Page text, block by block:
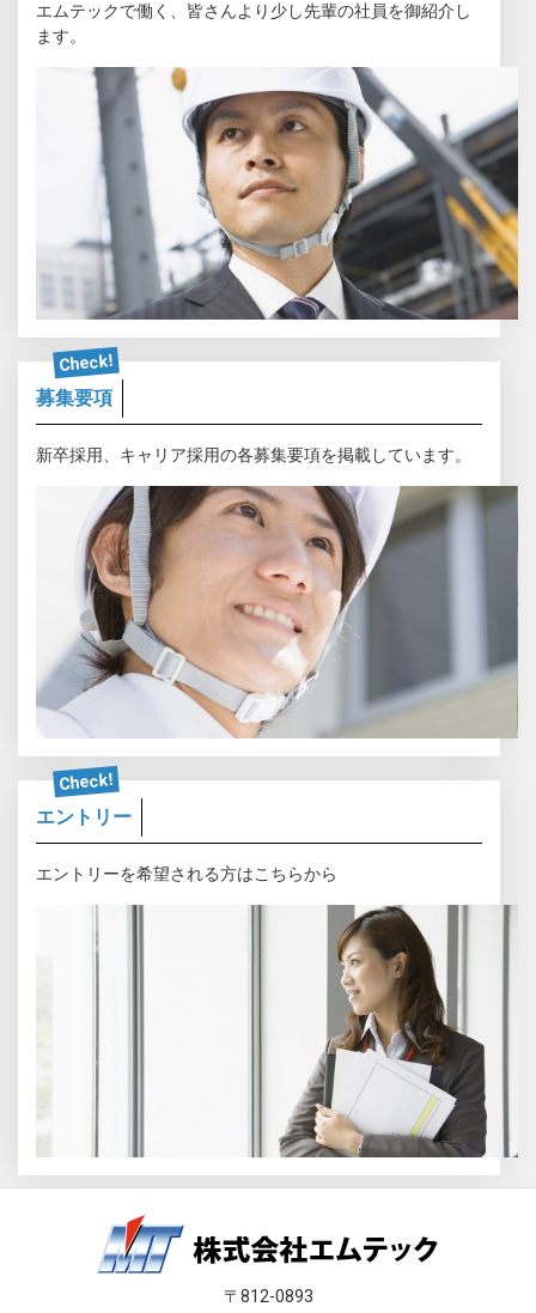
エムテックで働く、皆さんより少し先輩の社員を御紹介し
ます。
Check!
募集要項
新卒採用、キャリア採用の各募集要項を掲載しています。
Check!
エントリー
エントリーを希望される方はこちらから
〒812-0893